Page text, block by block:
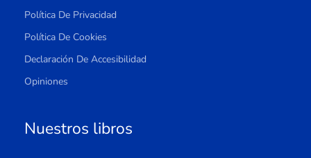
Política De Privacidad
Política De Cookies
Declaración De Accesibilidad
Opiniones
Nuestros libros